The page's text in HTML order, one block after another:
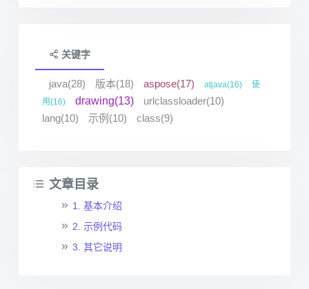
关键字
java(28) 版本(18) aspose(17) atjava(16)
使
用(16)
drawing(13)
urlclassloader(10)
lang(10)
示例(10) class(9)
文章目录
1. 基本介绍
2. 示例代码
3. 其它说明